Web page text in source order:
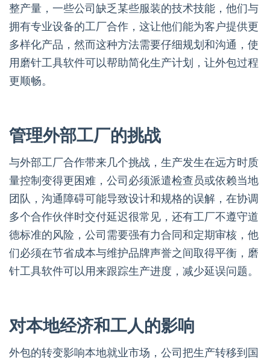
整产量，一些公司缺乏某些服装的技术技能，他们与
拥有专业设备的工厂合作，这让他们能为客户提供更
多样化产品，然而这种方法需要仔细规划和沟通，使
用磨针工具软件可以帮助简化生产计划，让外包过程
更顺畅。
管理外部工厂的挑战
与外部工厂合作带来几个挑战，生产发生在远方时质
量控制变得更困难，公司必须派遣检查员或依赖当地
团队，沟通障碍可能导致设计和规格的误解，在协调
多个合作伙伴时交付延迟很常见，还有工厂不遵守道
德标准的风险，公司需要强有力合同和定期审核，他
们必须在节省成本与维护品牌声誉之间取得平衡，磨
针工具软件可以用来跟踪生产进度，减少延误问题。
对本地经济和工人的影响
外包的转变影响本地就业市场，公司把生产转移到国